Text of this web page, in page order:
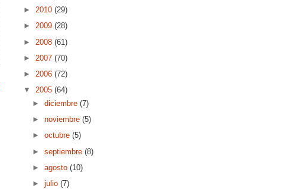
► 2010 (29)
► 2009 (28)
► 2008 (61)
► 2007 (70)
► 2006 (72)
▼ 2005 (64)
►diciembre(7)
►noviembre(5)
►octubre(5)
►septiembre(8)
►agosto(10)
►julio(7)